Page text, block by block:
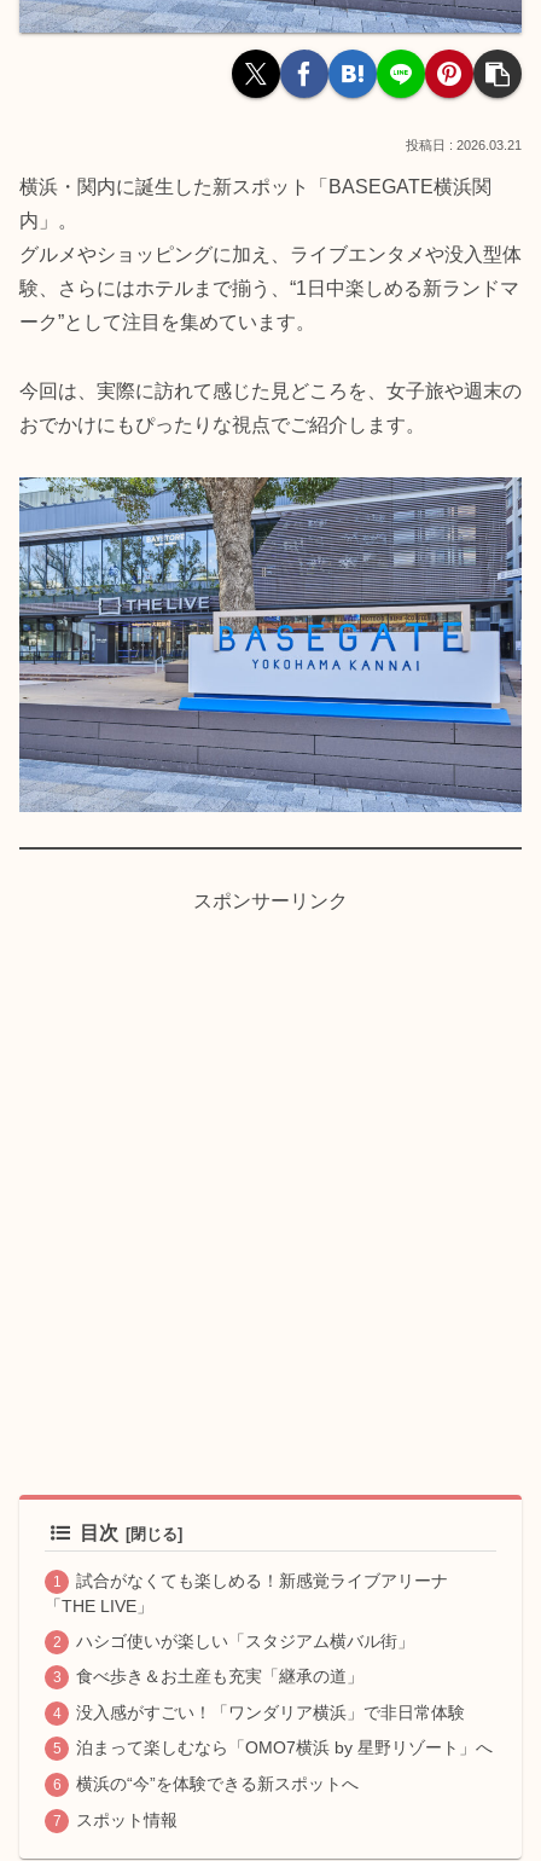
2026.03.21
横浜・関内に誕生した新スポット「BASEGATE横浜関
内」。
グルメやショッピングに加え、ライブエンタメや没入型体
験、さらにはホテルまで揃う、“1日中楽しめる新ランドマ
ーク”として注目を集めています。
今回は、実際に訪れて感じた見どころを、女子旅や週末の
おでかけにもぴったりな視点でご紹介します。
スポンサーリンク
目次
試合がなくても楽しめる！新感覚ライブアリーナ
「THE LIVE」
ハシゴ使いが楽しい「スタジアム横バル街」
食べ歩き＆お土産も充実「継承の道」
没入感がすごい！「ワンダリア横浜」で非日常体験
泊まって楽しむなら「OMO7横浜 by 星野リゾート」へ
横浜の“今”を体験できる新スポットへ
スポット情報